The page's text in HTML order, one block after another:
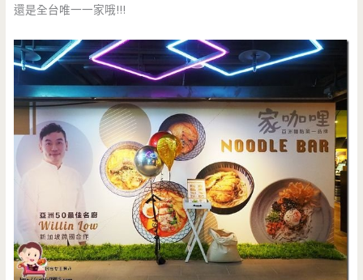
還是全台唯一一家哦!!!